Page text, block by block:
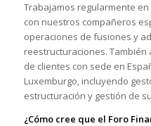
Trabajamos regularmente
con nuestros compañeros
operaciones de fusiones y
reestructuraciones.
de clientes con sede en
Luxemburgo, incluyendo
estructuración y gestión de
¿Cómo cree que el Foro